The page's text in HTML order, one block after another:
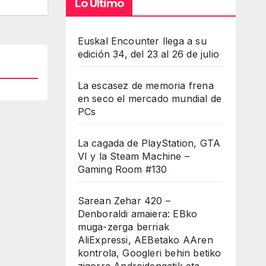
Lo Último
Euskal Encounter llega a su
edición 34, del 23 al 26 de julio
La escasez de memoria frena
en seco el mercado mundial de
PCs
La cagada de PlayStation, GTA
VI y la Steam Machine –
Gaming Room #130
Sarean Zehar 420 –
Denboraldi amaiera: EBko
muga-zerga berriak
AliExpressi, AEBetako AAren
kontrola, Googleri behin betiko